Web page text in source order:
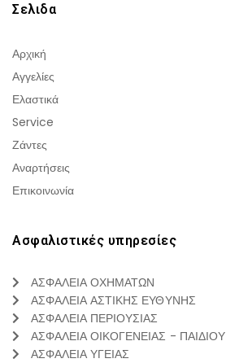
Σελιδα
Αρχική
Αγγελίες
Ελαστικά
Service
Ζάντες
Αναρτήσεις
Επικοινωνία
Ασφαλιστικές υπηρεσίες
ΑΣΦΑΛΕΙΑ ΟΧΗΜΑΤΩΝ
ΑΣΦΑΛΕΙΑ ΑΣΤΙΚΗΣ ΕΥΘΥΝΗΣ
ΑΣΦΑΛΕΙΑ ΠΕΡΙΟΥΣΙΑΣ
ΑΣΦΑΛΕΙΑ ΟΙΚΟΓΕΝΕΙΑΣ - ΠΑΙΔΙΟΥ
ΑΣΦΑΛΕΙΑ ΥΓΕΙΑΣ